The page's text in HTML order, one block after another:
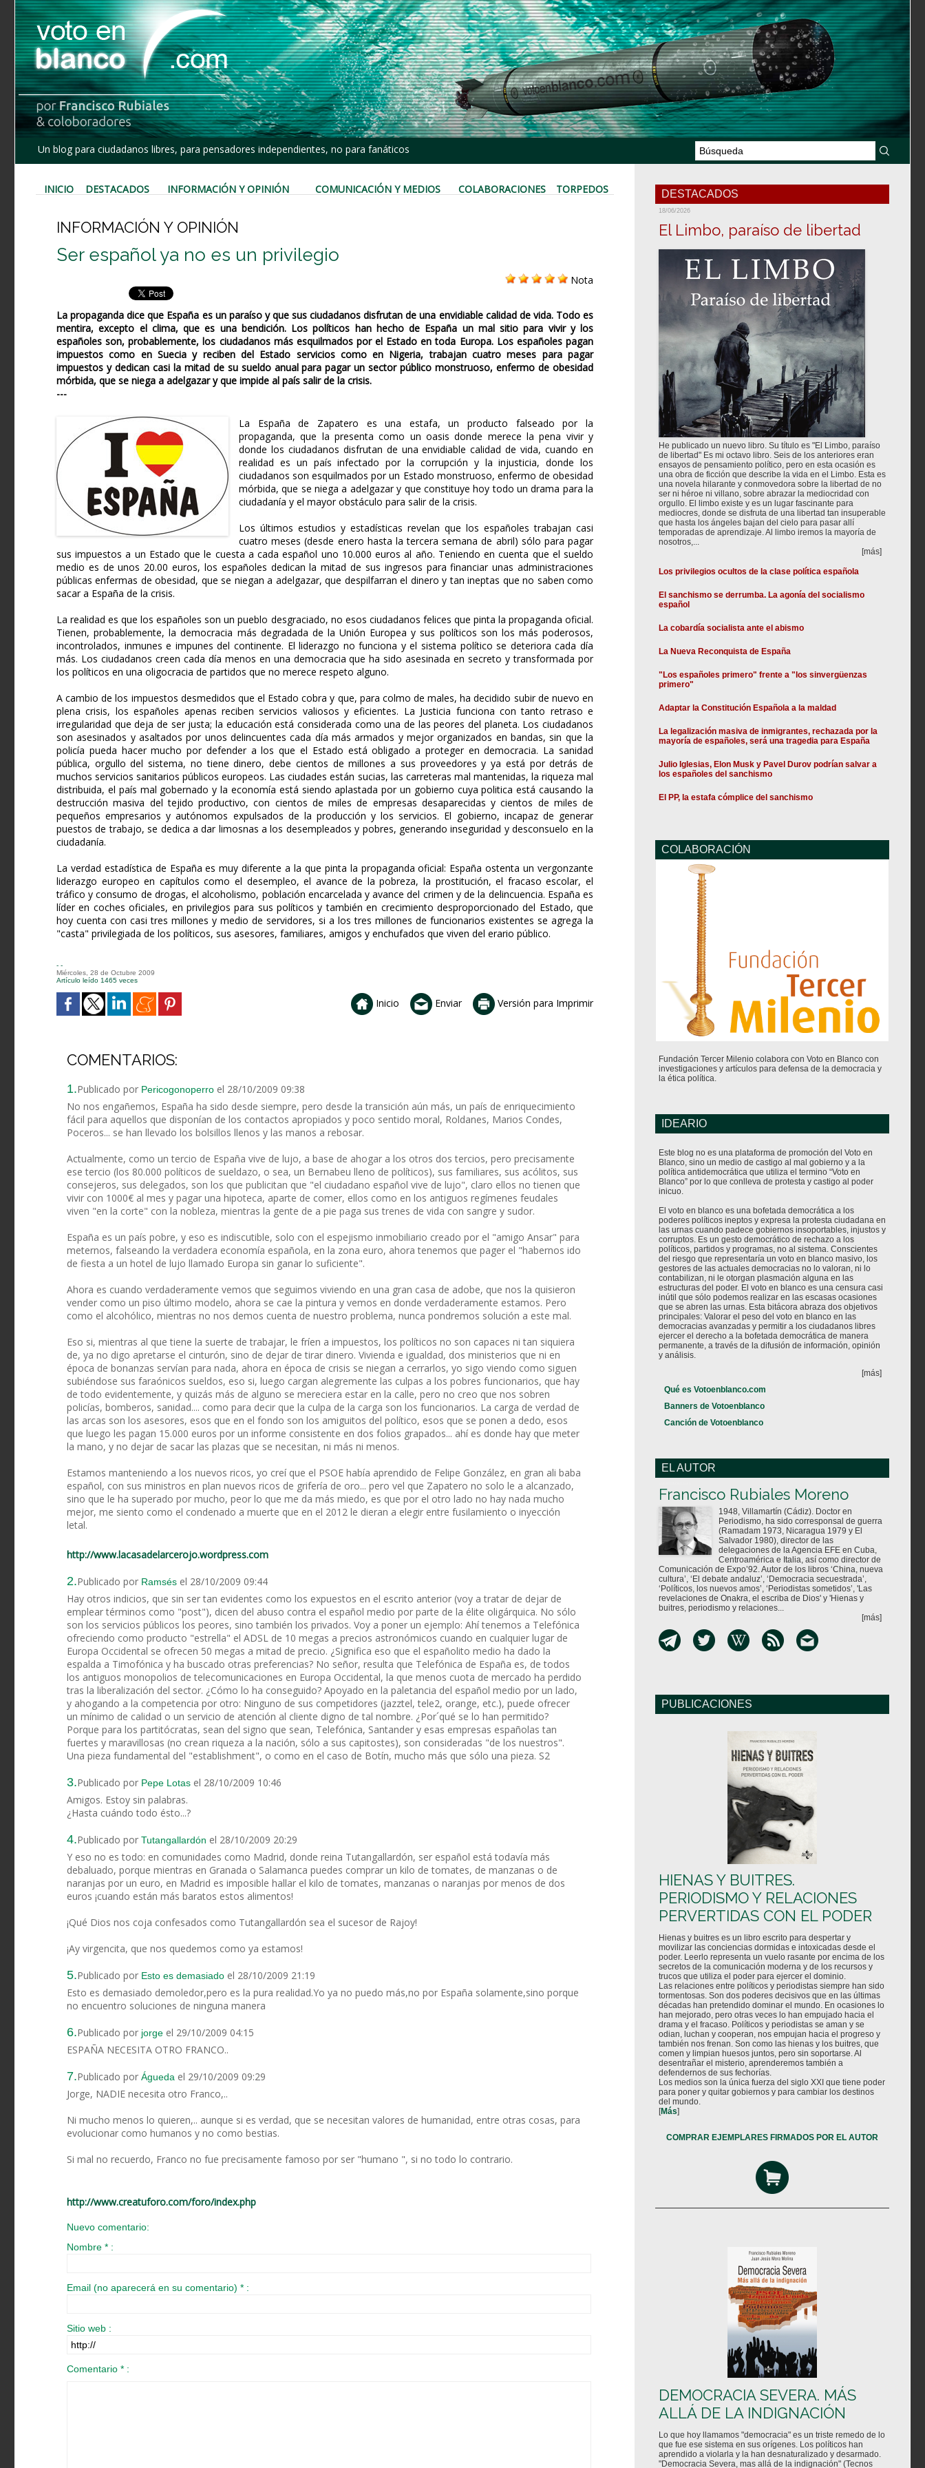
Un blog para ciudadanos libres, para pensadores independientes, no para fanáticos
INICIO DESTACADOS INFORMACIÓN Y OPINIÓN COMUNICACIÓN Y MEDIOS COLABORACIONES TORPEDOS
INFORMACIÓN Y OPINIÓN
Ser español ya no es un privilegio
Nota
La propaganda dice que España es un paraíso y que sus ciudadanos disfrutan de una envidiable calidad de vida. Todo es
mentira, excepto el clima, que es una bendición. Los políticos han hecho de España un mal sitio para vivir y los
españoles son, probablemente, los ciudadanos más esquilmados por el Estado en toda Europa. Los españoles pagan
impuestos como en Suecia y reciben del Estado servicios como en Nigeria, trabajan cuatro meses para pagar
impuestos y dedican casi la mitad de su sueldo anual para pagar un sector público monstruoso, enfermo de obesidad
mórbida, que se niega a adelgazar y que impide al país salir de la crisis.
---
La España de Zapatero es una estafa, un producto falseado por la
propaganda, que la presenta como un oasis donde merece la pena vivir y
donde los ciudadanos disfrutan de una envidiable calidad de vida, cuando en
realidad es un país infectado por la corrupción y la injusticia, donde los
ciudadanos son esquilmados por un Estado monstruoso, enfermo de obesidad
mórbida, que se niega a adelgazar y que constituye hoy todo un drama para la
ciudadanía y el mayor obstáculo para salir de la crisis.
Los últimos estudios y estadísticas revelan que los españoles trabajan casi
cuatro meses (desde enero hasta la tercera semana de abril) sólo para pagar
sus impuestos a un Estado que le cuesta a cada español uno 10.000 euros al año. Teniendo en cuenta que el sueldo
medio es de unos 20.00 euros, los españoles dedican la mitad de sus ingresos para financiar unas administraciones
públicas enfermas de obesidad, que se niegan a adelgazar, que despilfarran el dinero y tan ineptas que no saben como
sacar a España de la crisis.
La realidad es que los españoles son un pueblo desgraciado, no esos ciudadanos felices que pinta la propaganda oficial.
Tienen, probablemente, la democracia más degradada de la Unión Europea y sus políticos son los más poderosos,
incontrolados, inmunes e impunes del continente. El liderazgo no funciona y el sistema político se deteriora cada día
más. Los ciudadanos creen cada día menos en una democracia que ha sido asesinada en secreto y transformada por
los políticos en una oligocracia de partidos que no merece respeto alguno.
A cambio de los impuestos desmedidos que el Estado cobra y que, para colmo de males, ha decidido subir de nuevo en
plena crisis, los españoles apenas reciben servicios valiosos y eficientes. La Justicia funciona con tanto retraso e
irregularidad que deja de ser justa; la educación está considerada como una de las peores del planeta. Los ciudadanos
son asesinados y asaltados por unos delincuentes cada día más armados y mejor organizados en bandas, sin que la
policía pueda hacer mucho por defender a los que el Estado está obligado a proteger en democracia. La sanidad
pública, orgullo del sistema, no tiene dinero, debe cientos de millones a sus proveedores y ya está por detrás de
muchos servicios sanitarios públicos europeos. Las ciudades están sucias, las carreteras mal mantenidas, la riqueza mal
distribuida, el país mal gobernado y la economía está siendo aplastada por un gobierno cuya politica está causando la
destrucción masiva del tejido productivo, con cientos de miles de empresas desaparecidas y cientos de miles de
pequeños empresarios y autónomos expulsados de la producción y los servicios. El gobierno, incapaz de generar
puestos de trabajo, se dedica a dar limosnas a los desempleados y pobres, generando inseguridad y desconsuelo en la
ciudadanía.
La verdad estadística de España es muy diferente a la que pinta la propaganda oficial: España ostenta un vergonzante
liderazgo europeo en capítulos como el desempleo, el avance de la pobreza, la prostitución, el fracaso escolar, el
tráfico y consumo de drogas, el alcoholismo, población encarcelada y avance del crimen y de la delincuencia. España es
líder en coches oficiales, en privilegios para sus políticos y también en crecimiento desproporcionado del Estado, que
hoy cuenta con casi tres millones y medio de servidores, si a los tres millones de funcionarios existentes se agrega la
"casta" privilegiada de los políticos, sus asesores, familiares, amigos y enchufados que viven del erario público.
- -
Miércoles, 28 de Octubre 2009
Artículo leído 1465 veces
Inicio Enviar Versión para Imprimir
COMENTARIOS:
1.Publicado por Pericogonoperro el 28/10/2009 09:38
No nos engañemos, España ha sido desde siempre, pero desde la transición aún más, un país de enriquecimiento
fácil para aquellos que disponían de los contactos apropiados y poco sentido moral, Roldanes, Marios Condes,
Poceros... se han llevado los bolsillos llenos y las manos a rebosar.
Actualmente, como un tercio de España vive de lujo, a base de ahogar a los otros dos tercios, pero precisamente
ese tercio (los 80.000 políticos de sueldazo, o sea, un Bernabeu lleno de políticos), sus familiares, sus acólitos, sus
consejeros, sus delegados, son los que publicitan que "el ciudadano español vive de lujo", claro ellos no tienen que
vivir con 1000€ al mes y pagar una hipoteca, aparte de comer, ellos como en los antiguos regímenes feudales
viven "en la corte" con la nobleza, mientras la gente de a pie paga sus trenes de vida con sangre y sudor.
España es un país pobre, y eso es indiscutible, solo con el espejismo inmobiliario creado por el "amigo Ansar" para
meternos, falseando la verdadera economía española, en la zona euro, ahora tenemos que pager el "habernos ido
de fiesta a un hotel de lujo llamado Europa sin ganar lo suficiente".
Ahora es cuando verdaderamente vemos que seguimos viviendo en una gran casa de adobe, que nos la quisieron
vender como un piso último modelo, ahora se cae la pintura y vemos en donde verdaderamente estamos. Pero
como el alcohólico, mientras no nos demos cuenta de nuestro problema, nunca pondremos solución a este mal.
Eso si, mientras al que tiene la suerte de trabajar, le fríen a impuestos, los políticos no son capaces ni tan siquiera
de, ya no digo apretarse el cinturón, sino de dejar de tirar dinero. Vivienda e igualdad, dos ministerios que ni en
época de bonanzas servían para nada, ahora en época de crisis se niegan a cerrarlos, yo sigo viendo como siguen
subiéndose sus faraónicos sueldos, eso si, luego cargan alegremente las culpas a los pobres funcionarios, que hay
de todo evidentemente, y quizás más de alguno se mereciera estar en la calle, pero no creo que nos sobren
policías, bomberos, sanidad.... como para decir que la culpa de la carga son los funcionarios. La carga de verdad de
las arcas son los asesores, esos que en el fondo son los amiguitos del político, esos que se ponen a dedo, esos
que luego les pagan 15.000 euros por un informe consistente en dos folios grapados... ahí es donde hay que meter
la mano, y no dejar de sacar las plazas que se necesitan, ni más ni menos.
Estamos manteniendo a los nuevos ricos, yo creí que el PSOE había aprendido de Felipe González, en gran ali baba
español, con sus ministros en plan nuevos ricos de grifería de oro... pero vel que Zapatero no solo le a alcanzado,
sino que le ha superado por mucho, peor lo que me da más miedo, es que por el otro lado no hay nada mucho
mejor, me siento como el condenado a muerte que en el 2012 le dieran a elegir entre fusilamiento o inyección
letal.
http://www.lacasadelarcerojo.wordpress.com
2.Publicado por Ramsés el 28/10/2009 09:44
Hay otros indicios, que sin ser tan evidentes como los expuestos en el escrito anterior (voy a tratar de dejar de
emplear términos como "post"), dicen del abuso contra el español medio por parte de la élite oligárquica. No sólo
son los servicios públicos los peores, sino también los privados. Voy a poner un ejemplo: Ahí tenemos a Telefónica
ofreciendo como producto "estrella" el ADSL de 10 megas a precios astronómicos cuando en cualquier lugar de
Europa Occidental se ofrecen 50 megas a mitad de precio. ¿Significa eso que el españolito medio ha dado la
espalda a Timofónica y ha buscado otras preferencias? No señor, resulta que Telefónica de España es, de todos
los antiguos monopolios de telecomunicaciones en Europa Occidental, la que menos cuota de mercado ha perdido
tras la liberalización del sector. ¿Cómo lo ha conseguido? Apoyado en la paletancia del español medio por un lado,
y ahogando a la competencia por otro: Ninguno de sus competidores (jazztel, tele2, orange, etc.), puede ofrecer
un mínimo de calidad o un servicio de atención al cliente digno de tal nombre. ¿Por´qué se lo han permitido?
Porque para los partitócratas, sean del signo que sean, Telefónica, Santander y esas empresas españolas tan
fuertes y maravillosas (no crean riqueza a la nación, sólo a sus capitostes), son consideradas "de los nuestros".
Una pieza fundamental del "establishment", o como en el caso de Botín, mucho más que sólo una pieza. S2
3.Publicado por Pepe Lotas el 28/10/2009 10:46
Amigos. Estoy sin palabras.
¿Hasta cuándo todo ésto...?
4.Publicado por Tutangallardón el 28/10/2009 20:29
Y eso no es todo: en comunidades como Madrid, donde reina Tutangallardón, ser español está todavía más
debaluado, porque mientras en Granada o Salamanca puedes comprar un kilo de tomates, de manzanas o de
naranjas por un euro, en Madrid es imposible hallar el kilo de tomates, manzanas o naranjas por menos de dos
euros ¡cuando están más baratos estos alimentos!
¡Qué Dios nos coja confesados como Tutangallardón sea el sucesor de Rajoy!
¡Ay virgencita, que nos quedemos como ya estamos!
5.Publicado por Esto es demasiado el 28/10/2009 21:19
Esto es demasiado demoledor,pero es la pura realidad.Yo ya no puedo más,no por España solamente,sino porque
no encuentro soluciones de ninguna manera
6.Publicado por jorge el 29/10/2009 04:15
ESPAÑA NECESITA OTRO FRANCO..
7.Publicado por Águeda el 29/10/2009 09:29
Jorge, NADIE necesita otro Franco,..
Ni mucho menos lo quieren,.. aunque si es verdad, que se necesitan valores de humanidad, entre otras cosas, para
evolucionar como humanos y no como bestias.
Si mal no recuerdo, Franco no fue precisamente famoso por ser "humano ", si no todo lo contrario.
http://www.creatuforo.com/foro/index.php
Nuevo comentario:
Nombre * :
Email (no aparecerá en su comentario) * :
Sitio web :
Comentario * :
DESTACADOS
18/06/2026
El Limbo, paraíso de libertad
He publicado un nuevo libro. Su título es "El Limbo, paraíso
de libertad" Es mi octavo libro. Seis de los anteriores eran
ensayos de pensamiento político, pero en esta ocasión es
una obra de ficción que describe la vida en el Limbo. Esta es
una novela hilarante y conmovedora sobre la libertad de no
ser ni héroe ni villano, sobre abrazar la mediocridad con
orgullo. El limbo existe y es un lugar fascinante para
mediocres, donde se disfruta de una libertad tan insuperable
que hasta los ángeles bajan del cielo para pasar allí
temporadas de aprendizaje. Al limbo iremos la mayoría de
nosotros,...
[más]
Los privilegios ocultos de la clase política española
El sanchismo se derrumba. La agonía del socialismo
español
La cobardía socialista ante el abismo
La Nueva Reconquista de España
"Los españoles primero" frente a "los sinvergüenzas
primero"
Adaptar la Constitución Española a la maldad
La legalización masiva de inmigrantes, rechazada por la
mayoría de españoles, será una tragedia para España
Julio Iglesias, Elon Musk y Pavel Durov podrían salvar a
los españoles del sanchismo
El PP, la estafa cómplice del sanchismo
COLABORACIÓN
Fundación Tercer Milenio colabora con Voto en Blanco con
investigaciones y artículos para defensa de la democracia y
la ética política.
IDEARIO
Este blog no es una plataforma de promoción del Voto en
Blanco, sino un medio de castigo al mal gobierno y a la
política antidemocrática que utiliza el termino “Voto en
Blanco” por lo que conlleva de protesta y castigo al poder
inicuo.
El voto en blanco es una bofetada democrática a los
poderes políticos ineptos y expresa la protesta ciudadana en
las urnas cuando padece gobiernos insoportables, injustos y
corruptos. Es un gesto democrático de rechazo a los
políticos, partidos y programas, no al sistema. Conscientes
del riesgo que representaría un voto en blanco masivo, los
gestores de las actuales democracias no lo valoran, ni lo
contabilizan, ni le otorgan plasmación alguna en las
estructuras del poder. El voto en blanco es una censura casi
inútil que sólo podemos realizar en las escasas ocasiones
que se abren las urnas. Esta bitácora abraza dos objetivos
principales: Valorar el peso del voto en blanco en las
democracias avanzadas y permitir a los ciudadanos libres
ejercer el derecho a la bofetada democrática de manera
permanente, a través de la difusión de información, opinión
y análisis.
[más]
Qué es Votoenblanco.com
Banners de Votoenblanco
Canción de Votoenblanco
EL AUTOR
Francisco Rubiales Moreno
1948, Villamartín (Cádiz). Doctor en
Periodismo, ha sido corresponsal de guerra
(Ramadam 1973, Nicaragua 1979 y El
Salvador 1980), director de las
delegaciones de la Agencia EFE en Cuba,
Centroamérica e Italia, así como director de
Comunicación de Expo’92. Autor de los libros ‘China, nueva
cultura’, ‘El debate andaluz’, ‘Democracia secuestrada’,
‘Políticos, los nuevos amos’, ‘Periodistas sometidos’, 'Las
revelaciones de Onakra, el escriba de Dios' y 'Hienas y
buitres, periodismo y relaciones...
[más]
PUBLICACIONES
HIENAS Y BUITRES.
PERIODISMO Y RELACIONES
PERVERTIDAS CON EL PODER
Hienas y buitres es un libro escrito para despertar y
movilizar las conciencias dormidas e intoxicadas desde el
poder. Leerlo representa un vuelo rasante por encima de los
secretos de la comunicación moderna y de los recursos y
trucos que utiliza el poder para ejercer el dominio.
Las relaciones entre políticos y periodistas siempre han sido
tormentosas. Son dos poderes decisivos que en las últimas
décadas han pretendido dominar el mundo. En ocasiones lo
han mejorado, pero otras veces lo han empujado hacia el
drama y el fracaso. Políticos y periodistas se aman y se
odian, luchan y cooperan, nos empujan hacia el progreso y
también nos frenan. Son como las hienas y los buitres, que
comen y limpian huesos juntos, pero sin soportarse. Al
desentrañar el misterio, aprenderemos también a
defendernos de sus fechorías.
Los medios son la única fuerza del siglo XXI que tiene poder
para poner y quitar gobiernos y para cambiar los destinos
del mundo.
[Más]
COMPRAR EJEMPLARES FIRMADOS POR EL AUTOR
DEMOCRACIA SEVERA. MÁS
ALLÁ DE LA INDIGNACIÓN
Lo que hoy llamamos "democracia" es un triste remedo de lo
que fue ese sistema en sus orígenes. Los políticos han
aprendido a violarla y la han desnaturalizado y desarmado.
"Democracia Severa, mas allá de la indignación" (Tecnos